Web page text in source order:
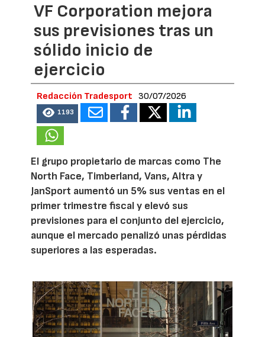
VF Corporation mejora
sus previsiones tras un
sólido inicio de
ejercicio
Redacción Tradesport 30/07/2026
1193
El grupo propietario de marcas como The
North Face, Timberland, Vans, Altra y
JanSport aumentó un 5% sus ventas en el
primer trimestre fiscal y elevó sus
previsiones para el conjunto del ejercicio,
aunque el mercado penalizó unas pérdidas
superiores a las esperadas.